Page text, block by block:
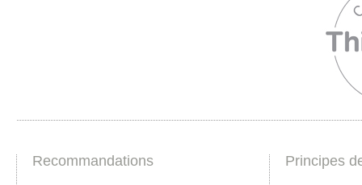
Recommandations Principes